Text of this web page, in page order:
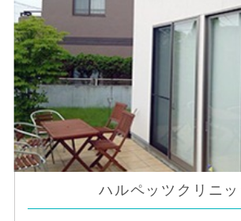
ハルペッツクリニッ